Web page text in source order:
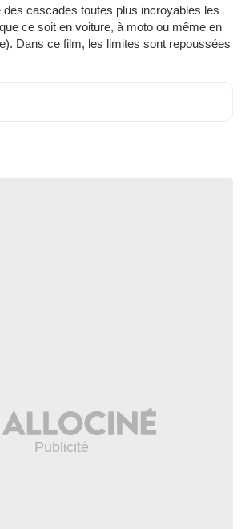
cascades toutes plus incroyables les
ce soit en voiture, à moto ou même en
Dans ce film, les limites sont repoussées